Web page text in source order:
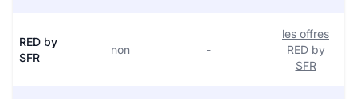
RED by
SFR
non -
les offres
RED by
SFR